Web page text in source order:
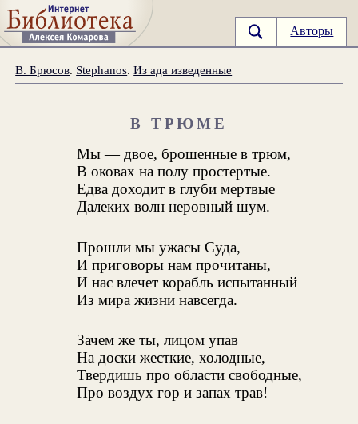
Авторы
В. Брюсов. Stephanos.Из ада изведенные
В ТРЮМЕ
Мы — двое, брошенные в трюм,
В оковах на полу простертые.
Едва доходит в глуби мертвые
Далеких волн неровный шум.
Прошли мы ужасы Суда,
И приговоры нам прочитаны,
И нас влечет корабль испытанный
Из мира жизни навсегда.
Зачем же ты, лицом упав
На доски жесткие, холодные,
Твердишь про области свободные,
Про воздух гор и запах трав!